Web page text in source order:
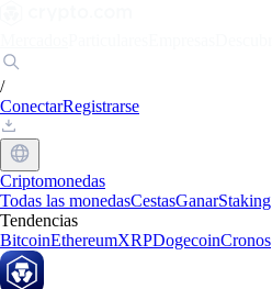
/
ConectarRegistrarse
Criptomonedas
Todas las monedasCestasGanarStaking
Tendencias
BitcoinEthereumXRPDogecoinCronos